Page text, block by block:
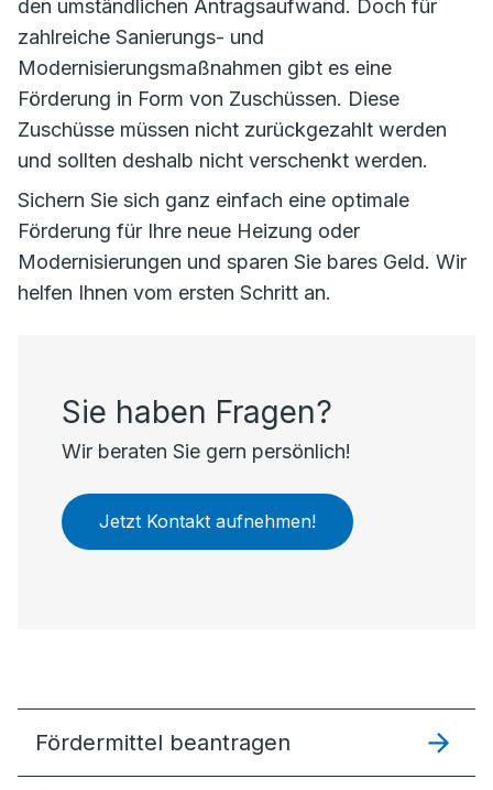
den umständlichen Antragsaufwand. Doch für
zahlreiche Sanierungs- und
Modernisierungsmaßnahmen gibt es eine
Förderung in Form von Zuschüssen. Diese
Zuschüsse müssen nicht zurückgezahlt werden
und sollten deshalb nicht verschenkt werden.
Sichern Sie sich ganz einfach eine optimale
Förderung für Ihre neue Heizung oder
Modernisierungen und sparen Sie bares Geld. Wir
helfen Ihnen vom ersten Schritt an.
Sie haben Fragen?
Wir beraten Sie gern persönlich!
Jetzt Kontakt aufnehmen!
Fördermittel beantragen